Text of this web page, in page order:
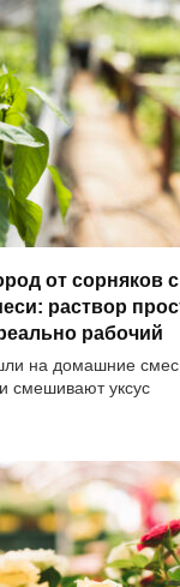
от сорняков
раствор
рабочий
на домашние
смешивают уксус